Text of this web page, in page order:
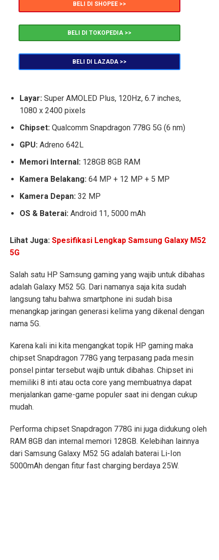
BELI DI SHOPEE >>
BELI DI TOKOPEDIA >>
BELI DI LAZADA >>
Layar: Super AMOLED Plus, 120Hz, 6.7 inches,
1080 x 2400 pixels
Chipset: Qualcomm Snapdragon 778G 5G (6 nm)
GPU: Adreno 642L
Memori Internal: 128GB 8GB RAM
Kamera Belakang: 64 MP + 12 MP + 5 MP
Kamera Depan: 32 MP
OS & Baterai: Android 11, 5000 mAh
Lihat Juga: Spesifikasi Lengkap Samsung Galaxy M52
5G
Salah satu HP Samsung gaming yang wajib untuk dibahas
adalah Galaxy M52 5G. Dari namanya saja kita sudah
langsung tahu bahwa smartphone ini sudah bisa
menangkap jaringan generasi kelima yang dikenal dengan
nama 5G.
Karena kali ini kita mengangkat topik HP gaming maka
chipset Snapdragon 778G yang terpasang pada mesin
ponsel pintar tersebut wajib untuk dibahas. Chipset ini
memiliki 8 inti atau octa core yang membuatnya dapat
menjalankan game-game populer saat ini dengan cukup
mudah.
Performa chipset Snapdragon 778G ini juga didukung oleh
RAM 8GB dan internal memori 128GB. Kelebihan lainnya
dari Samsung Galaxy M52 5G adalah baterai Li-Ion
5000mAh dengan fitur fast charging berdaya 25W.